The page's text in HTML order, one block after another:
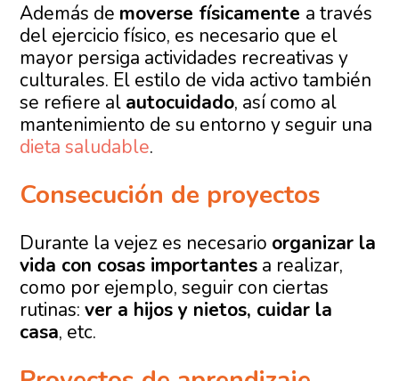
Además de moverse físicamente a través
del ejercicio físico, es necesario que el
mayor persiga actividades recreativas y
culturales. El estilo de vida activo también
se refiere al autocuidado, así como al
mantenimiento de su entorno y seguir una
dieta saludable.
Consecución de proyectos
Durante la vejez es necesario organizar la
vida con cosas importantes a realizar,
como por ejemplo, seguir con ciertas
rutinas:ver a hijos y nietos, cuidar la
casa, etc.